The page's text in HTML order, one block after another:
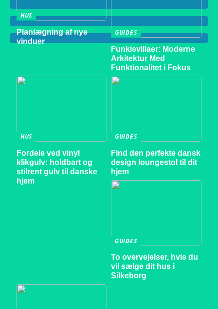
HUS
Planlægning af nye
vinduer
GUIDES
Funkisvillaer: Moderne
Arkitektur Med
Funktionalitet i Fokus
HUS
Fordele ved vinyl
klikgulv: holdbart og
stilrent gulv til danske
hjem
GUIDES
Find den perfekte dansk
design loungestol til dit
hjem
GUIDES
To overvejelser, hvis du
vil sælge dit hus i
Silkeborg